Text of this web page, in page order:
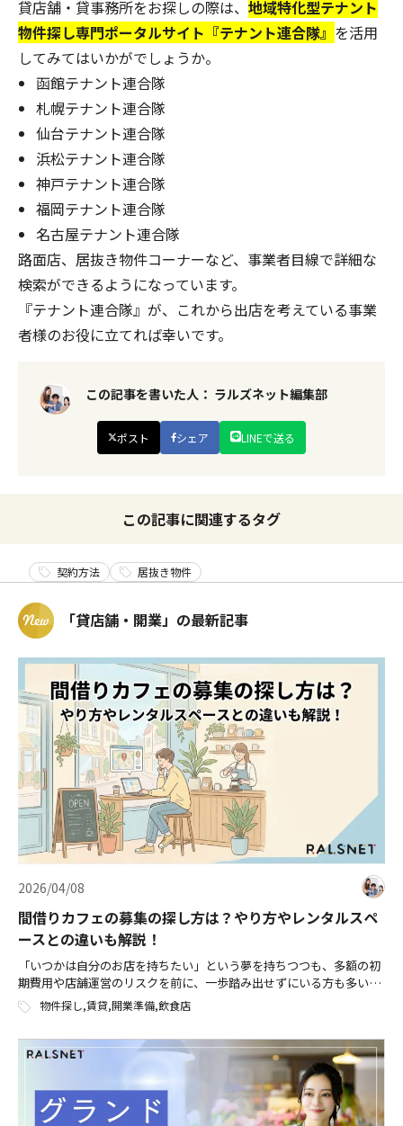
貸店舗・貸事務所をお探しの際は、 地域特化型テナント
物件探し専門ポータルサイト『テナント連合隊』 を活用
してみてはいかがでしょうか。
函館テナント連合隊
札幌テナント連合隊
仙台テナント連合隊
浜松テナント連合隊
神戸テナント連合隊
福岡テナント連合隊
名古屋テナント連合隊
路面店、居抜き物件コーナーなど、事業者目線で詳細な
検索ができるようになっています。
『テナント連合隊』が、これから出店を考えている事業
者様のお役に立てれば幸いです。
この記事を書いた人： ラルズネット編集部
ポスト シェア LINEで送る
この記事に関連するタグ
契約方法 居抜き物件
「貸店舗・開業」の最新記事
2026/04/08
間借りカフェの募集の探し方は？やり方やレンタルスペ
ースとの違いも解説！
「いつかは自分のお店を持ちたい」という夢を持ちつつも、多額の初
期費用や店舗運営のリスクを前に、一歩踏み出せずにいる方も多いの
ではないでしょうか。 そんな方々に注目されているのが、「間借りカ
フェ」というスタイルです。 間借 […]
物件探し,賃貸,開業準備,飲食店